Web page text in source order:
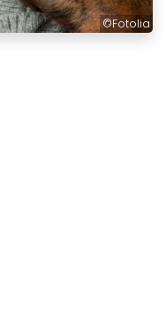
©Fotolia